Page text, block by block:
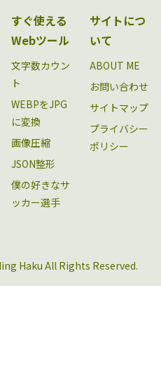
すぐ使える
Webツール
文字数カウン
ト
WEBPをJPG
に変換
画像圧縮
JSON整形
僕の好きなサ
ッカー選手
サイトにつ
いて
ABOUT ME
お問い合わせ
サイトマップ
プライバシー
ポリシー
Haku All Rights Reserved.